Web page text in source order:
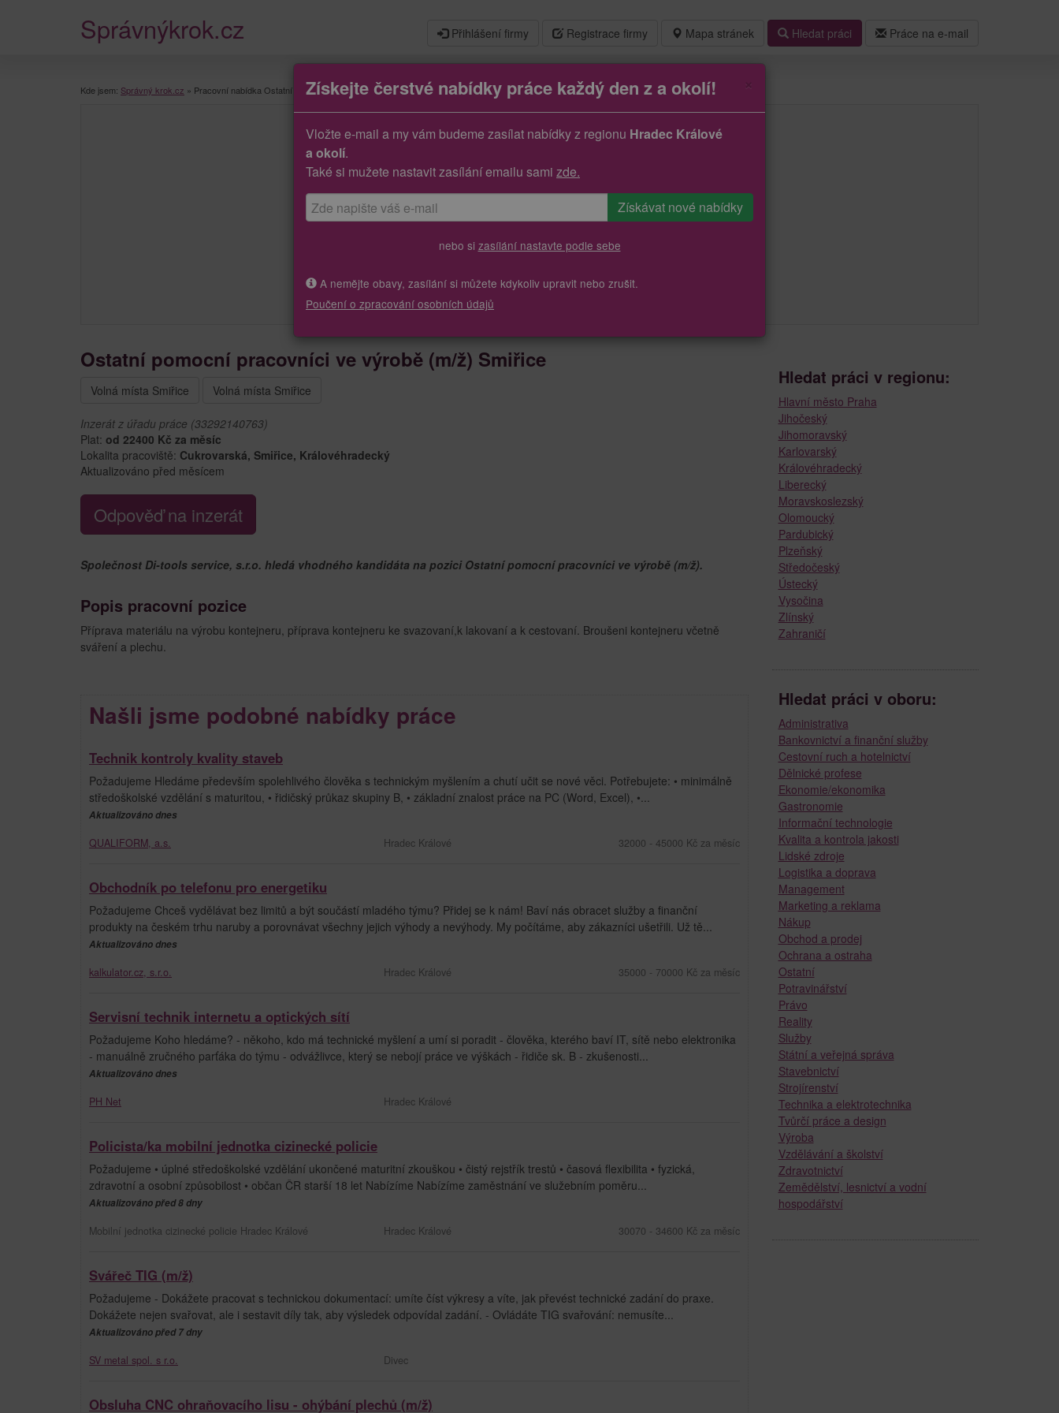
Mapa stránek Hledat práci Práce na e-mail
Správnýkrok.cz Přihlášení firmy Registrace firmy
Kde jsem: Správný krok.cz » Pracovní nabídka Ostatní pomocní pracovníci ve výrobě (m/ž)
Ostatní pomocní pracovníci ve výrobě (m/ž) Smiřice
Volná místa Smiřice Volná místa Smiřice
Inzerát z úřadu práce (33292140763)
Plat: od 22400 Kč za měsíc
Lokalita pracoviště: Cukrovarská, Smiřice, Královéhradecký
Aktualizováno před měsícem
Odpověď na inzerát
Společnost Di-tools service, s.r.o. hledá vhodného kandidáta na pozici Ostatní pomocní pracovníci ve výrobě (m/ž).
Popis pracovní pozice
Příprava materiálu na výrobu kontejneru, příprava kontejneru ke svazovaní,k lakovaní a k cestovaní. Broušeni kontejneru včetně
sváření a plechu.
Našli jsme podobné nabídky práce
Technik kontroly kvality staveb
Požadujeme Hledáme především spolehlivého člověka s technickým myšlením a chutí učit se nové věci. Potřebujete: • minimálně
středoškolské vzdělání s maturitou, • řidičský průkaz skupiny B, • základní znalost práce na PC (Word, Excel), •...
Aktualizováno dnes
QUALIFORM, a.s. Hradec Králové 32000 - 45000 Kč za měsíc
Obchodník po telefonu pro energetiku
Požadujeme Chceš vydělávat bez limitů a být součástí mladého týmu? Přidej se k nám! Baví nás obracet služby a finanční
produkty na českém trhu naruby a porovnávat všechny jejich výhody a nevýhody. My počítáme, aby zákazníci ušetřili. Už tě...
Aktualizováno dnes
kalkulator.cz, s.r.o. Hradec Králové 35000 - 70000 Kč za měsíc
Servisní technik internetu a optických sítí
Požadujeme Koho hledáme? - někoho, kdo má technické myšlení a umí si poradit - člověka, kterého baví IT, sítě nebo elektronika
- manuálně zručného parťáka do týmu - odvážlivce, který se nebojí práce ve výškách - řidiče sk. B - zkušenosti...
Aktualizováno dnes
PH Net Hradec Králové
Policista/ka mobilní jednotka cizinecké policie
Požadujeme • úplné středoškolské vzdělání ukončené maturitní zkouškou • čistý rejstřík trestů • časová flexibilita • fyzická,
zdravotní a osobní způsobilost • občan ČR starší 18 let Nabízíme Nabízíme zaměstnání ve služebním poměru...
Aktualizováno před 8 dny
Mobilní jednotka cizinecké policie Hradec Králové Hradec Králové 30070 - 34600 Kč za měsíc
Svářeč TIG (m/ž)
Požadujeme - Dokážete pracovat s technickou dokumentací: umíte číst výkresy a víte, jak převést technické zadání do praxe.
Dokážete nejen svařovat, ale i sestavit díly tak, aby výsledek odpovídal zadání. - Ovládáte TIG svařování: nemusíte...
Aktualizováno před 7 dny
SV metal spol. s r.o. Divec
Obsluha CNC ohraňovacího lisu - ohýbání plechů (m/ž)
Získejte čerstvé nabídky práce každý den z a okolí!
Vložte e-mail a my vám budeme zasílat nabídky z regionu Hradec Králové
a okolí.
Také si mužete nastavit zasílání emailu sami zde.
nebo si zasílání nastavte podle sebe
A nemějte obavy, zasílání si můžete kdykoliv upravit nebo zrušit.
Poučení o zpracování osobních údajů
Hledat práci v regionu:
Hlavní město Praha
Jihočeský
Jihomoravský
Karlovarský
Královéhradecký
Liberecký
Moravskoslezský
Olomoucký
Pardubický
Plzeňský
Středočeský
Ústecký
Vysočina
Zlínský
Zahraničí
Hledat práci v oboru:
Administrativa
Bankovnictví a finanční služby
Cestovní ruch a hotelnictví
Dělnické profese
Ekonomie/ekonomika
Gastronomie
Informační technologie
Kvalita a kontrola jakosti
Lidské zdroje
Logistika a doprava
Management
Marketing a reklama
Nákup
Obchod a prodej
Ochrana a ostraha
Ostatní
Potravinářství
Právo
Reality
Služby
Státní a veřejná správa
Stavebnictví
Strojírenství
Technika a elektrotechnika
Tvůrčí práce a design
Výroba
Vzdělávání a školství
Zdravotnictví
Zemědělství, lesnictví a vodní
hospodářství